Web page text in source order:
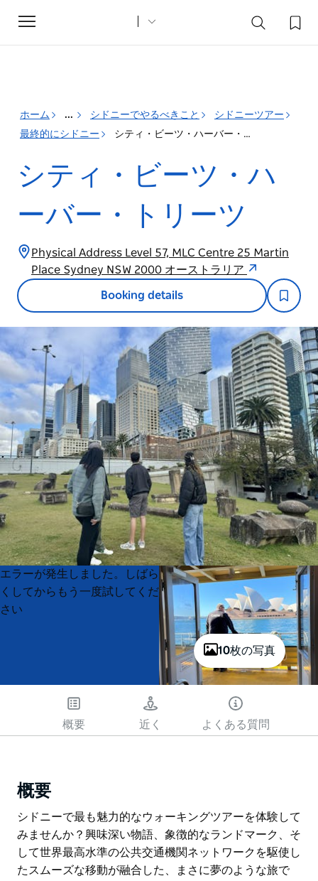
Toggle
navigation
ホーム ... シドニーでやるべきこと
シドニーツアー
最終的にシドニー
シティ・ビーツ・ハーバー・トリーツ
シティ・ビーツ・ハ
ーバー・トリーツ
Physical Address Level 57, MLC Centre 25 Martin
Place Sydney NSW 2000 オーストラリア
Booking details
10枚の写真
Product
List
Product
List
エラーが発生しました。しばら
くしてからもう一度試してくだ
さい
概要 近く よくある質問
概要
シドニーで最も魅力的なウォーキングツアーを体験して
みませんか？興味深い物語、象徴的なランドマーク、そ
して世界最高水準の公共交通機関ネットワークを駆使し
たスムーズな移動が融合した、まさに夢のような旅で